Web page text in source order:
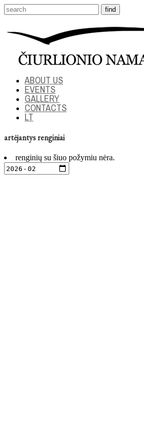
ABOUT US
EVENTS
GALLERY
CONTACTS
LT
artėjantys renginiai
renginių su šiuo požymiu nėra.